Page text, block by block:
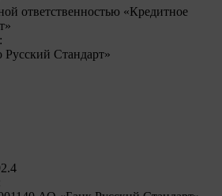
ответственностью «Кредитное
Стандарт»